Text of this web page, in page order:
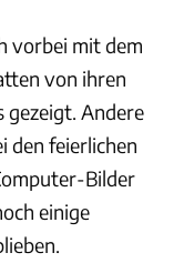
vorbei mit dem
von ihren
gezeigt. Andere
den feierlichen
Bilder
einige